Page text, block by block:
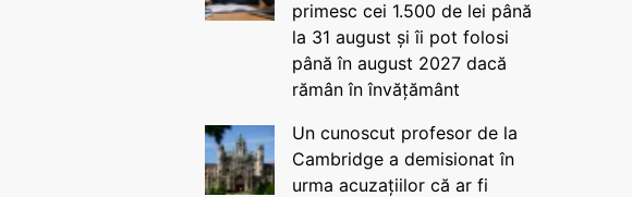
primesc cei 1.500 de lei până
la 31 august și îi pot folosi
până în august 2027 dacă
rămân în învățământ
Un cunoscut profesor de la
Cambridge a demisionat în
urma acuzațiilor că ar fi